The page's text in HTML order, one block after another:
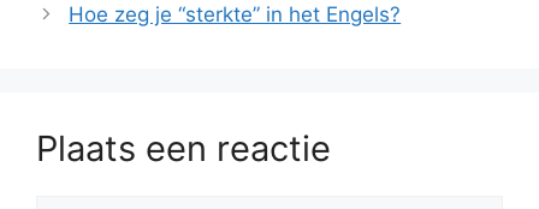
Hoe zeg je “sterkte” in het Engels?
Plaats een reactie